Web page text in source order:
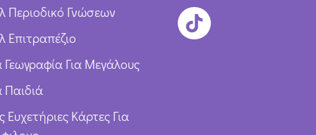
Περιοδικό Γνώσεων
Επιτραπέζιο
Γεωγραφία Για Μεγάλους
Παιδιά
Ευχετήριες Κάρτες Για